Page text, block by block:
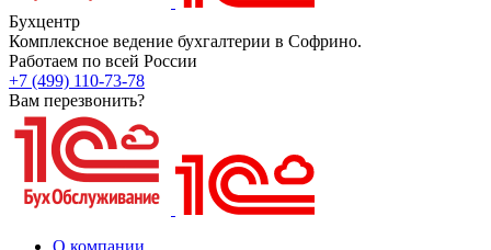
Бухцентр
Комплексное ведение бухгалтерии в Софрино.
Работаем по всей России
+7 (499) 110-73-78
Вам перезвонить?
О компании